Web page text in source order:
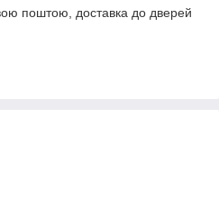
поштою, доставка до дверей